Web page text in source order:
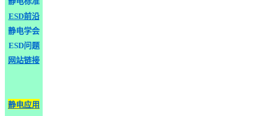
ESD前沿
静电学会
ESD问题
网站链接
静电应用